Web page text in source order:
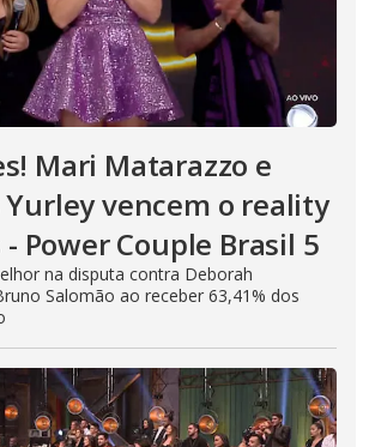
Mari Matarazzo e
vencem o reality
- Power Couple Brasil 5
na disputa contra Deborah
Salomão ao receber 63,41% dos